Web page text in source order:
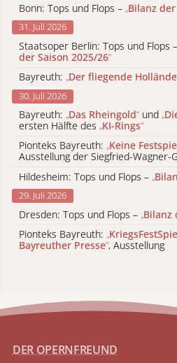
Bonn: Tops und Flops – „Bilanz
31. Juli 2026
Staatsoper Berlin: Tops und Flops –
der Saison 2025/26“
Bayreuth: „Der fliegende
30. Juli 2026
Bayreuth: „Das Rheingold“ und „
ersten Hälfte des „KI-Rings“
Pionteks Bayreuth: „Keine
Ausstellung der Siegfried-Wagner-
Hildesheim: Tops und Flops – „
29. Juli 2026
Dresden: Tops und Flops – „Bilanz
Pionteks Bayreuth: „
Bayreuther Presse“, Ausstellung
DER OPERNFREUND